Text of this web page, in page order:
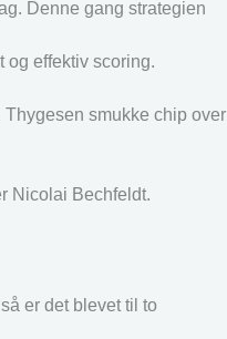
Denne gang strategien
og effektiv scoring.
smukke chip over
Nicolai Bechfeldt.
er det blevet til to